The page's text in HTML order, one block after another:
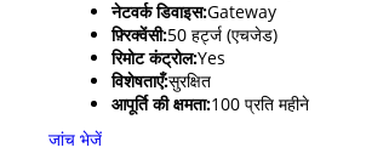
नेटवर्क डिवाइस:Gateway
फ़्रिक्वेंसी:50 हर्ट्ज (एचजेड)
रिमोट कंट्रोल:Yes
विशेषताएँ:सुरक्षित
आपूर्ति की क्षमता:100 प्रति महीने
जांच भेजें